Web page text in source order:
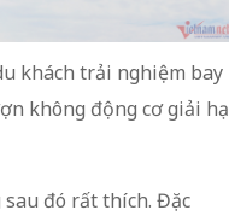
khách trải nghiệm bay
không động cơ giải hạ
đó rất thích. Đặc